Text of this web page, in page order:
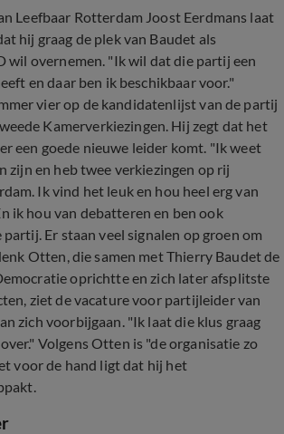
Leefbaar Rotterdam Joost Eerdmans laat
hij graag de plek van Baudet als
wil overnemen. "Ik wil dat die partij een
en daar ben ik beschikbaar voor."
vier op de kandidatenlijst van de partij
Kamerverkiezingen. Hij zegt dat het
een goede nieuwe leider komt. "Ik weet
zijn en heb twee verkiezingen op rij
Ik vind het leuk en hou heel erg van
ik hou van debatteren en ben ook
Er staan veel signalen op groen om
Otten, die samen met Thierry Baudet de
oprichtte en zich later afsplitste
ziet de vacature voor partijleider van
zich voorbijgaan. "Ik laat die klus graag
Volgens Otten is "de organisatie zo
voor de hand ligt dat hij het